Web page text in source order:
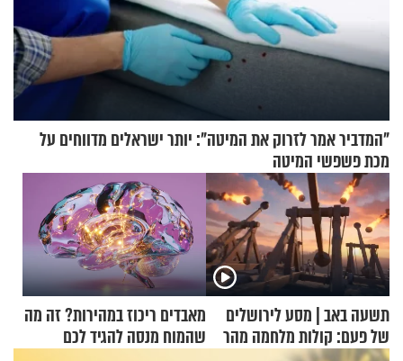
"המדביר אמר לזרוק את המיטה": יותר ישראלים מדווחים על
מכת פשפשי המיטה
תשעה באב | מסע לירושלים
של פעם: קולות מלחמה מהר
מאבדים ריכוז במהירות? זה מה
שהמוח מנסה להגיד לכם